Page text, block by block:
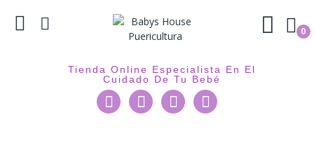
0
Tienda Online Especialista En El
Cuidado De Tu Bebé